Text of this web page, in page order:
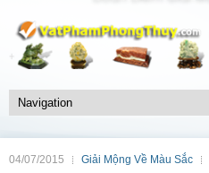
04/07/2015 Giải Mộng Về Màu Sắc